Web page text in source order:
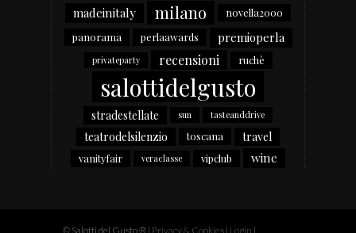
madeinitaly milano
novella2000
panorama
perlaawards premioperla
privateparty recensioni ruchè
salottidelgusto
stradestellate sun tasteanddrive
teatrodelsilenzio toscana travel
vanityfair veraclasse vipclub wine
© Salotti del Gusto ® | Privacy & Cookies | Login |